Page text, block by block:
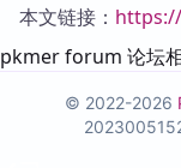
本文链接：
pkmer forum 论坛
© 2022-2026